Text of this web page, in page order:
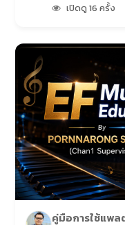
เปิดดู 16 ครั้ง
คู่มือการใช้แพล